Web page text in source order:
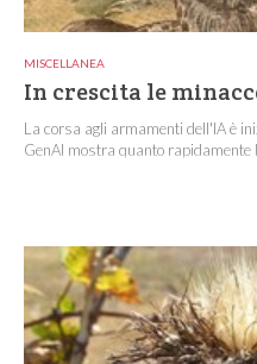
MISCELLANEA
In crescita le
La corsa agli armamenti dell'IA è
GenAI mostra quanto rapidamente